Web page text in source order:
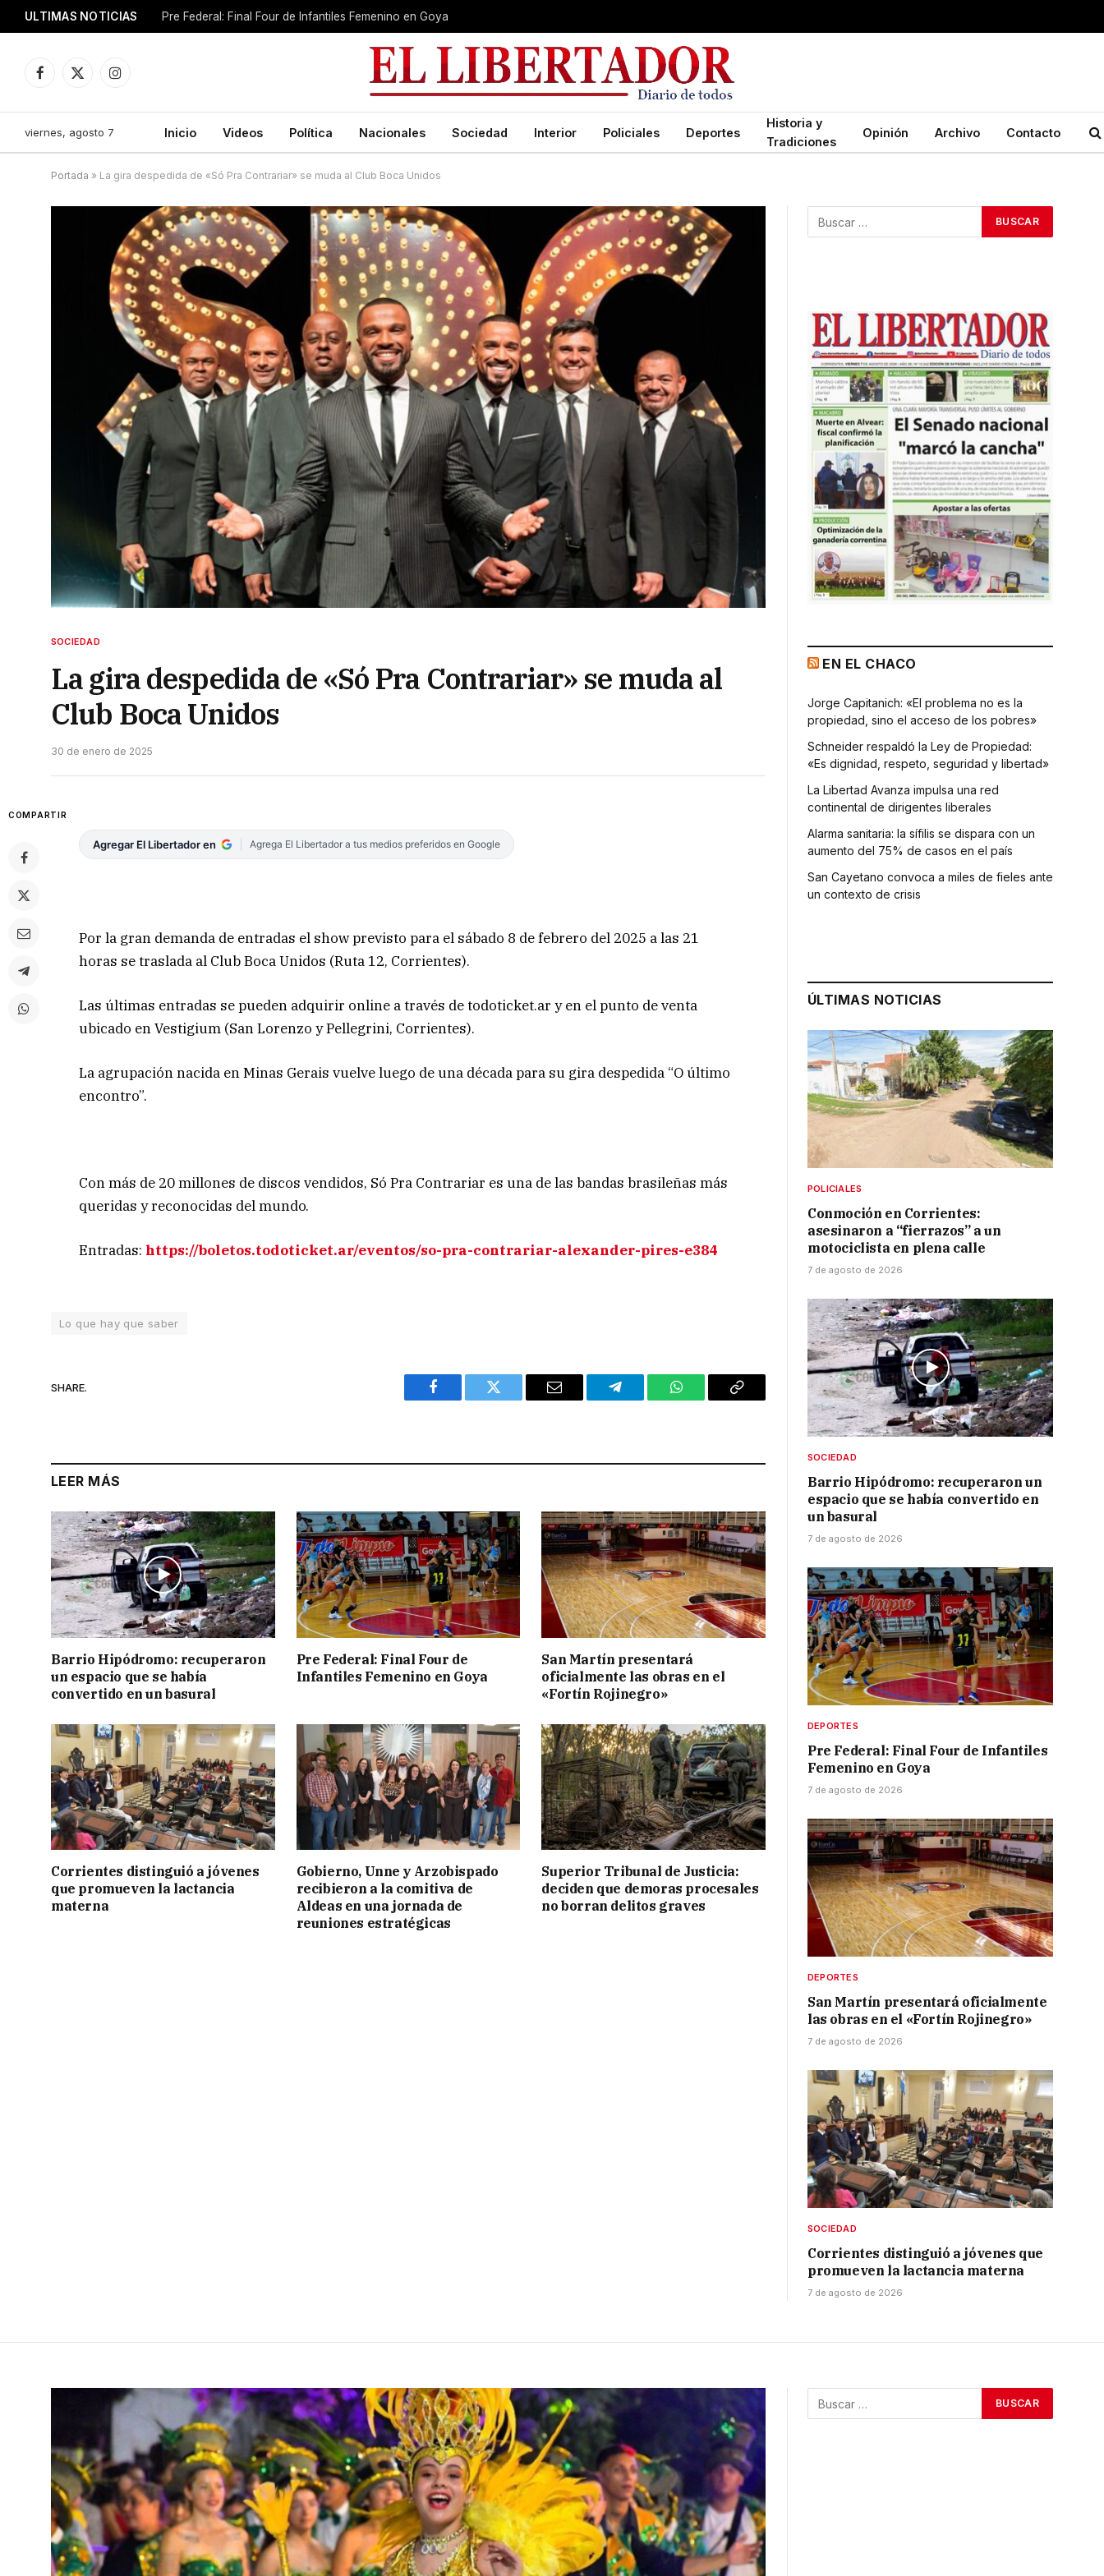
ULTIMAS NOTICIAS Pre Federal: Final Four de Infantiles Femenino en Goya
Facebook
X
Instagram
viernes, agosto 7 Inicio Videos Política Nacionales Sociedad Interior Policiales Deportes
Historia y
Tradiciones
Opinión Archivo Contacto
Portada » La gira despedida de «Só Pra Contrariar» se muda al Club Boca Unidos
SOCIEDAD
La gira despedida de «Só Pra Contrariar» se muda al
Club Boca Unidos
30 de enero de 2025
COMPARTIR
Agregar El Libertador en Agrega El Libertador a tus medios preferidos en Google
Por la gran demanda de entradas el show previsto para el sábado 8 de febrero del 2025 a las 21
horas se traslada al Club Boca Unidos (Ruta 12, Corrientes).
Las últimas entradas se pueden adquirir online a través de todoticket.ar y en el punto de venta
ubicado en Vestigium (San Lorenzo y Pellegrini, Corrientes).
La agrupación nacida en Minas Gerais vuelve luego de una década para su gira despedida “O último
encontro”.
Con más de 20 millones de discos vendidos, Só Pra Contrariar es una de las bandas brasileñas más
queridas y reconocidas del mundo.
Entradas: https://boletos.todoticket.ar/eventos/so-pra-contrariar-alexander-pires-e384
Lo que hay que saber
SHARE.
Facebook Twitter Email Telegram WhatsAppCopy
LEER MÁS
Barrio Hipódromo: recuperaron
un espacio que se había
convertido en un basural
Pre Federal: Final Four de
Infantiles Femenino en Goya
San Martín presentará
oficialmente las obras en el
«Fortín Rojinegro»
Corrientes distinguió a jóvenes
que promueven la lactancia
materna
Gobierno, Unne y Arzobispado
recibieron a la comitiva de
Aldeas en una jornada de
reuniones estratégicas
Superior Tribunal de Justicia:
deciden que demoras procesales
no borran delitos graves
EN EL CHACO
Jorge Capitanich: «El problema no es la
propiedad, sino el acceso de los pobres»
Schneider respaldó la Ley de Propiedad:
«Es dignidad, respeto, seguridad y libertad»
La Libertad Avanza impulsa una red
continental de dirigentes liberales
Alarma sanitaria: la sífilis se dispara con un
aumento del 75% de casos en el país
San Cayetano convoca a miles de fieles ante
un contexto de crisis
ÚLTIMAS NOTICIAS
POLICIALES
Conmoción en Corrientes:
asesinaron a “fierrazos” a un
motociclista en plena calle
7 de agosto de 2026
SOCIEDAD
Barrio Hipódromo: recuperaron un
espacio que se había convertido en
un basural
7 de agosto de 2026
DEPORTES
Pre Federal: Final Four de Infantiles
Femenino en Goya
7 de agosto de 2026
DEPORTES
San Martín presentará oficialmente
las obras en el «Fortín Rojinegro»
7 de agosto de 2026
SOCIEDAD
Corrientes distinguió a jóvenes que
promueven la lactancia materna
7 de agosto de 2026